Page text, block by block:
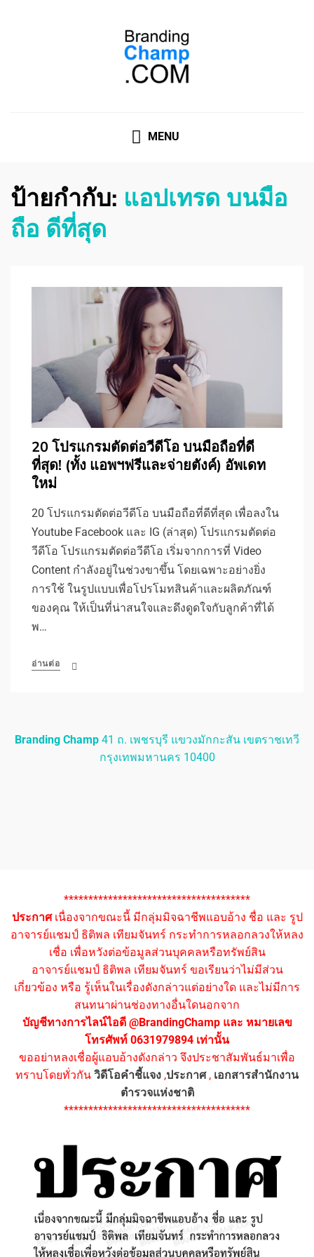
MENU
ป้ายกำกับ: แอปเทรด บนมือ
ถือ ดีที่สุด
20 โปรแกรมตัดต่อวีดีโอ บนมือถือที่ดี
ที่สุด! (ทั้ง แอพฯฟรีและจ่ายตังค์) อัพเดท
ใหม่
20 โปรแกรมตัดต่อวีดีโอ บนมือถือที่ดีที่สุด เพื่อลงใน
Youtube Facebook และ IG (ล่าสุด) โปรแกรมตัดต่อ
วีดีโอ โปรแกรมตัดต่อวีดีโอ เริ่มจากการที่ Video
Content กำลังอยู่ในช่วงขาขึ้น โดยเฉพาะอย่างยิ่ง
การใช้ ในรูปแบบเพื่อโปรโมทสินค้าและผลิตภัณฑ์
ของคุณ ให้เป็นที่น่าสนใจและดึงดูดใจกับลูกค้าที่ได้
พ…
อ่านต่อ
Branding Champ 41 ถ. เพชรบุรี แขวงมักกะสัน เขตราชเทวี
กรุงเทพมหานคร 10400
**************************************
ประกาศเนื่องจากขณะนี้ มีกลุ่มมิจฉาชีพแอบอ้าง ชื่อ และ รูป
อาจารย์แชมป์ ธิติพล เทียมจันทร์ กระทำการหลอกลวงให้หลง
เชื่อ เพื่อหวังต่อข้อมูลส่วนบุคคลหรือทรัพย์สิน
อาจารย์แชมป์ ธิติพล เทียมจันทร์ ขอเรียนว่าไม่มีส่วน
เกี่ยวข้อง หรือ รู้เห็นในเรื่องดังกล่าวแต่อย่างใด และไม่มีการ
สนทนาผ่านช่องทางอื่นใดนอกจาก
บัญชีทางการไลน์ไอดี @BrandingChamp และ หมายเลข
โทรศัพท์ 0631979894 เท่านั้น
ขออย่าหลงเชื่อผู้แอบอ้างดังกล่าว จึงประชาสัมพันธ์มาเพื่อ
ทราบโดยทั่วกัน วิดีโอคำชี้แจง ,ประกาศ, เอกสารสำนักงาน
ตำรวจแห่งชาติ
**************************************